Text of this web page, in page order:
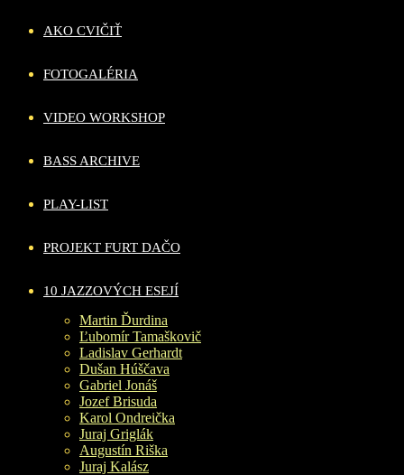
AKO CVIČIŤ
FOTOGALÉRIA
VIDEO WORKSHOP
BASS ARCHIVE
PLAY-LIST
PROJEKT FURT DAČO
10 JAZZOVÝCH ESEJÍ
Martin Ďurdina
Ľubomír Tamaškovič
Ladislav Gerhardt
Dušan Húščava
Gabriel Jonáš
Jozef Brisuda
Karol Ondreička
Juraj Griglák
Augustín Riška
Juraj Kalász